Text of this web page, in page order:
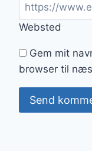
Websted
Gem mit
browser til